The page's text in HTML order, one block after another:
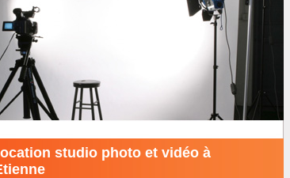
studio photo et vidéo à